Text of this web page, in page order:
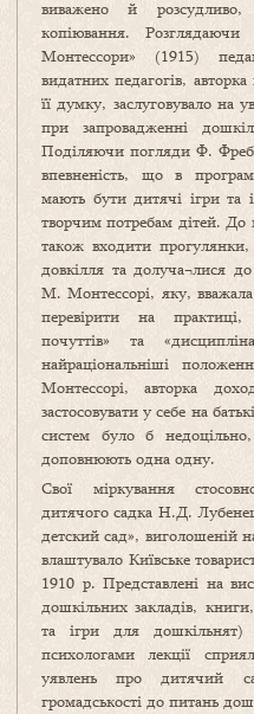
виважено й
копіювання.
Монтессори» (1915)
видатних педагогів,
її думку, заслуговувало на
при запровадженні
Поділяючи погляди Ф.
впевненість, що в
мають бути дитячі ігри та
творчим потребам дітей.
також входити
довкілля та долуча¬лися
М. Монтессорі, яку,
перевірити на
почуттів» та
найраціональніші
Монтессорі, авторка
застосовувати у себе на
систем було б
доповнюють одна одну.
Свої міркування
дитячого садка Н.Д.
детский сад», виголошеній
влаштувало Київське
1910 р. Представлені на
дошкільних закладів,
та ігри для дошкільнят)
психологами лекції
уявлень про дитячий
громадськості до питань